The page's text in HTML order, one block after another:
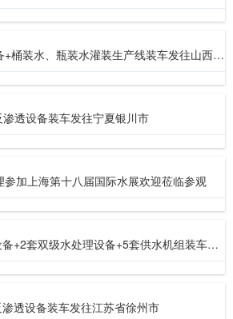
【川一股份】反渗透设备+桶装水、瓶装水灌装生产线装车发往山西省忻州市
渗透设备装车发往宁夏银川市
参加上海第十八届国际水展欢迎莅临参观
【川一股份】25T过滤设备+2套双级水处理设备+5套供水机组装车发往江苏苏州
渗透设备装车发往江苏省徐州市